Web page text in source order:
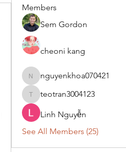
Members
Sem Gordon
cheoni kang
nguyenkhoa070421
nguyenkhoa070421
teotran3004123
teotran3004123
Linh Nguyễn
See All Members (25)